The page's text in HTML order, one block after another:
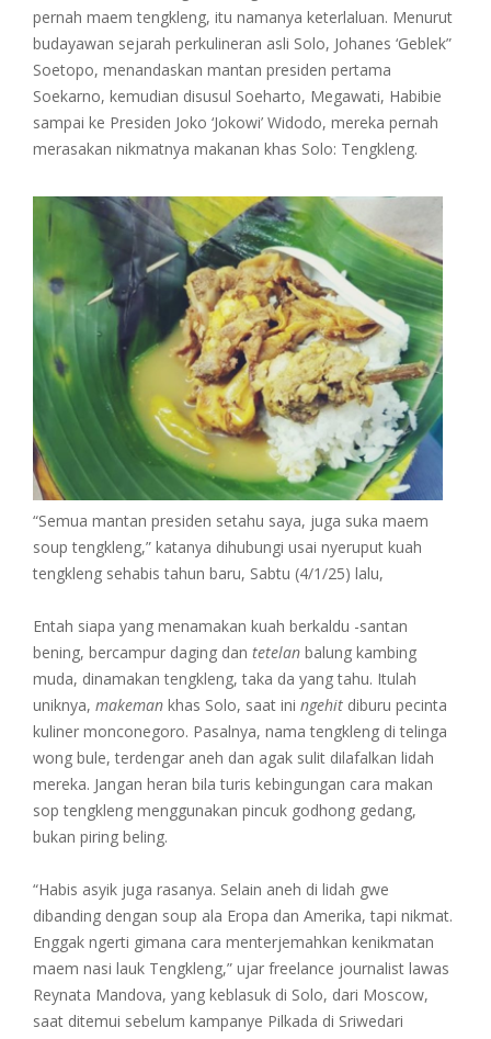
pernah maem tengkleng, itu namanya keterlaluan. Menurut
budayawan sejarah perkulineran asli Solo, Johanes ‘Geblek”
Soetopo, menandaskan mantan presiden pertama
Soekarno, kemudian disusul Soeharto, Megawati, Habibie
sampai ke Presiden Joko ‘Jokowi’ Widodo, mereka pernah
merasakan nikmatnya makanan khas Solo: Tengkleng.
“Semua mantan presiden setahu saya, juga suka maem
soup tengkleng,” katanya dihubungi usai nyeruput kuah
tengkleng sehabis tahun baru, Sabtu (4/1/25) lalu,
Entah siapa yang menamakan kuah berkaldu -santan
bening, bercampur daging dan tetelan balung kambing
muda, dinamakan tengkleng, taka da yang tahu. Itulah
uniknya, makeman khas Solo, saat ini ngehit diburu pecinta
kuliner monconegoro. Pasalnya, nama tengkleng di telinga
wong bule, terdengar aneh dan agak sulit dilafalkan lidah
mereka. Jangan heran bila turis kebingungan cara makan
sop tengkleng menggunakan pincuk godhong gedang,
bukan piring beling.
“Habis asyik juga rasanya. Selain aneh di lidah gwe
dibanding dengan soup ala Eropa dan Amerika, tapi nikmat.
Enggak ngerti gimana cara menterjemahkan kenikmatan
maem nasi lauk Tengkleng,” ujar freelance journalist lawas
Reynata Mandova, yang keblasuk di Solo, dari Moscow,
saat ditemui sebelum kampanye Pilkada di Sriwedari